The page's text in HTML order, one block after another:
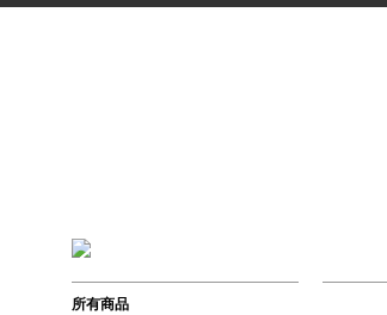
所有商品